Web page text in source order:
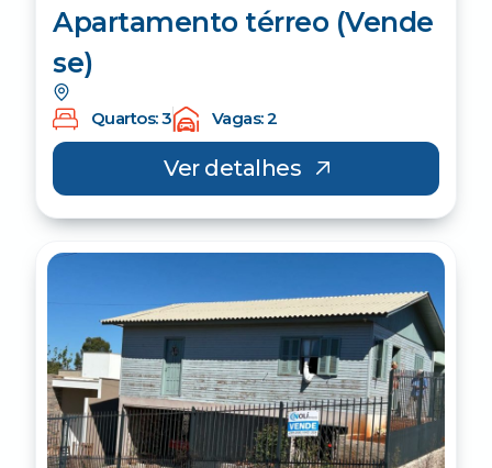
Apartamento térreo (Vende
se)
Quartos: 3 Vagas: 2
Ver detalhes